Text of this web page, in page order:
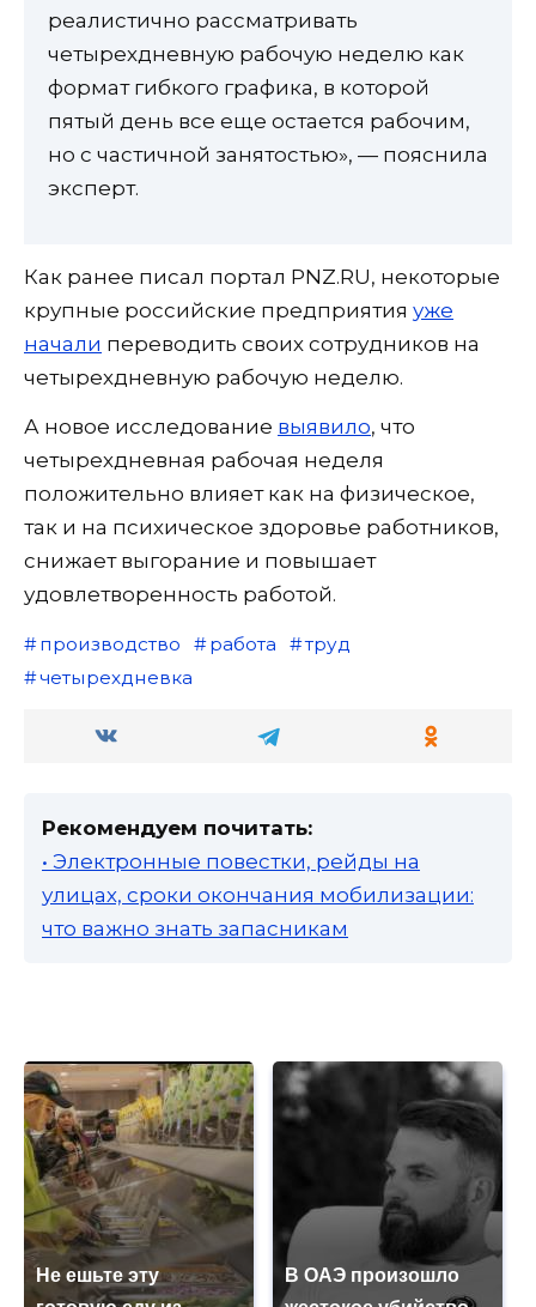
реалистично рассматривать
четырехдневную рабочую неделю как
формат гибкого графика, в которой
пятый день все еще остается рабочим,
но с частичной занятостью», — пояснила
эксперт.
Как ранее писал портал PNZ.RU, некоторые
крупные российские предприятия уже
начали переводить своих сотрудников на
четырехдневную рабочую неделю.
А новое исследование выявило, что
четырехдневная рабочая неделя
положительно влияет как на физическое,
так и на психическое здоровье работников,
снижает выгорание и повышает
удовлетворенность работой.
производство работа
труд
четырехдневка
Рекомендуем почитать:
• Электронные повестки, рейды на
улицах, сроки окончания мобилизации:
что важно знать запасникам
Не ешьте эту
В ОАЭ произошло